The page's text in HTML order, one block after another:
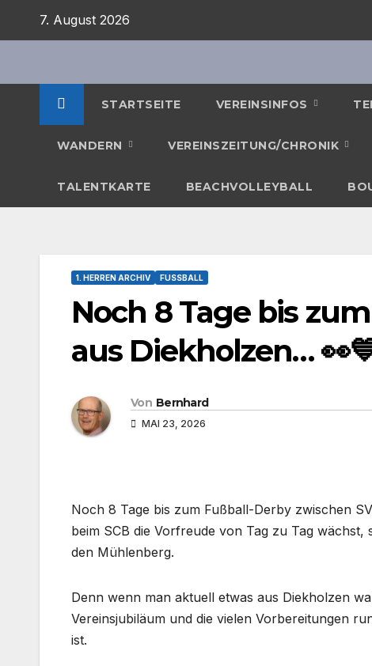
7. August 2026
STARTSEITE VEREINSINFOS
WANDERN VEREINSZEITUNG/CHRONIK
TALENTKARTE BEACHVOLLEYBALL
1. HERREN ARCHIV FUSSBALL
Noch 8 Tage bis
aus Diekholzen…
Von Bernhard
MAI 23, 2026
Noch 8 Tage bis zum Fußball-Derby zwischen
beim SCB die Vorfreude von Tag zu Tag
den Mühlenberg.
Denn wenn man aktuell etwas aus Diekholzen
Vereinsjubiläum und die vielen Vorbereitungen
ist.